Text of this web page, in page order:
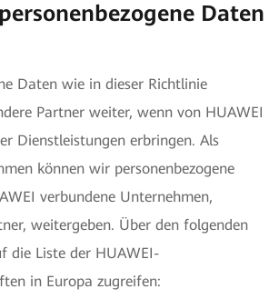
Daten
Daten wie in dieser Richtlinie
Partner weiter, wenn von HUAWEI
Dienstleistungen erbringen. Als
können wir personenbezogene
verbundene Unternehmen,
weitergeben. Über den folgenden
die Liste der HUAWEI-
in Europa zugreifen: